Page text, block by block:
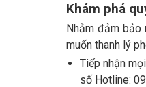
Khám phá
Nhằm đảm bảo
muốn thanh lý
Tiếp nhận
số Hotline: